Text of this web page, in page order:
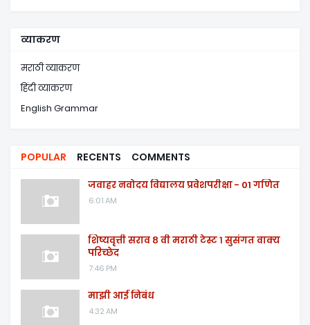
व्याकरण
मराठी व्याकरण
हिंदी व्याकरण
English Grammar
POPULAR RECENTS COMMENTS
जवाहर नवोदय विद्यालय प्रवेशपरीक्षा - 01 गणित
6:01 AM
शिष्यवृत्ती सराव ८ वी मराठी टेस्ट १ सुसंगत वाक्य
परिच्छेद
7:46 PM
माझी आई निबंध
4:32 AM